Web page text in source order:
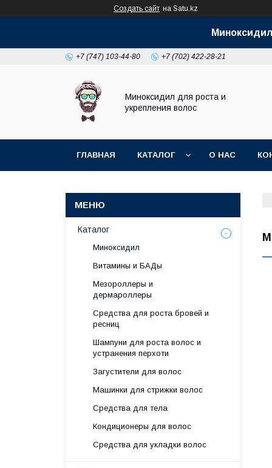
Создать сайт на Satu.kz
+7 (747) 103-44-80 +7 (702) 422-28-21
Миноксидил для роста и
укрепления волос
ГЛАВНАЯ КАТАЛОГ О НАС
Каталог
Миноксидил
Витамины и БАДы
Мезороллеры и
дермароллеры
Средства для роста бровей и
ресниц
Шампуни для роста волос и
устранения перхоти
Загустители для волос
Машинки для стрижки волос
Средства для тела
Кондиционеры для волос
Средства для укладки волос